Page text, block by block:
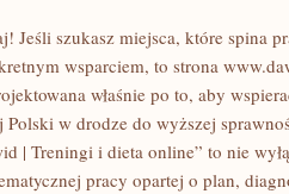
Jeśli szukasz miejsca, które spina
wsparciem, to strona
właśnie po to, aby
Polski w drodze do wyższej
| Treningi i dieta online” to nie
pracy opartej o plan,